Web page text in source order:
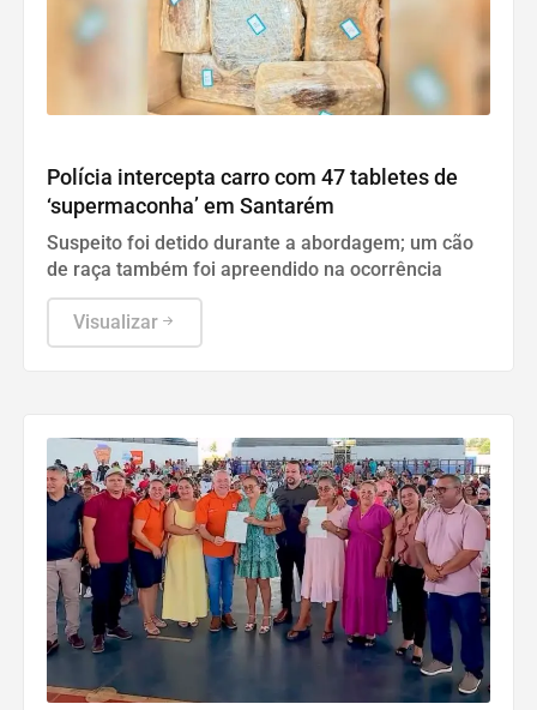
Polícia intercepta carro com 47 tabletes de
‘supermaconha’ em Santarém
Suspeito foi detido durante a abordagem; um cão
de raça também foi apreendido na ocorrência
Visualizar